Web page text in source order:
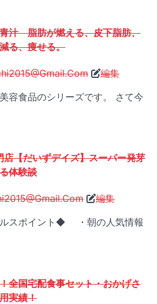
汁 脂肪が燃える、皮下脂肪、
る、痩せる。
編集
容食品のシリーズです。 さて今
店【だいずデイズ】スーパー発芽
体験談
編集
スポイント◆ ・朝の人気情報
全国宅配食事セット・おかげさ
実績！